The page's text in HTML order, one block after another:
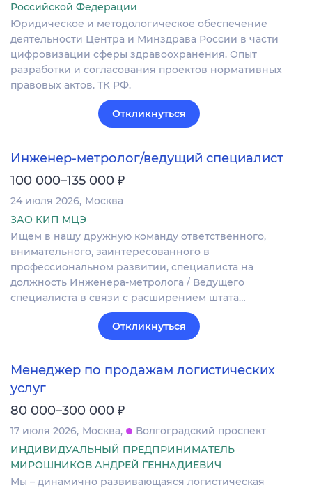
Российской Федерации
Юридическое и методологическое обеспечение
деятельности Центра и Минздрава России в части
цифровизации сферы здравоохранения. Опыт
разработки и согласования проектов нормативных
правовых актов. ТК РФ.
Откликнуться
Инженер-метролог/ведущий специалист
100 000–135 000 ₽
24 июля 2026 Москва
ЗАО КИП МЦЭ
Ищем в нашу дружную команду ответственного,
внимательного, заинтересованного в
профессиональном развитии, специалиста на
должность Инженера-метролога / Ведущего
специалиста в связи с расширением штата…
Откликнуться
Менеджер по продажам логистических
услуг
80 000–300 000 ₽
17 июля 2026 Москва
Волгоградский проспект
ИНДИВИДУАЛЬНЫЙ ПРЕДПРИНИМАТЕЛЬ
МИРОШНИКОВ АНДРЕЙ ГЕННАДИЕВИЧ
Мы – динамично развивающаяся логистическая